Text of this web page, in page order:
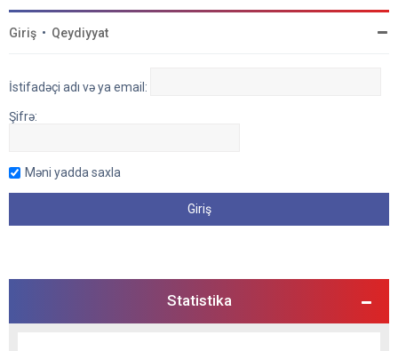
Giriş • Qeydiyyat
İstifadəçi adı və ya email:
Şifrə:
Məni yadda saxla
Statistika